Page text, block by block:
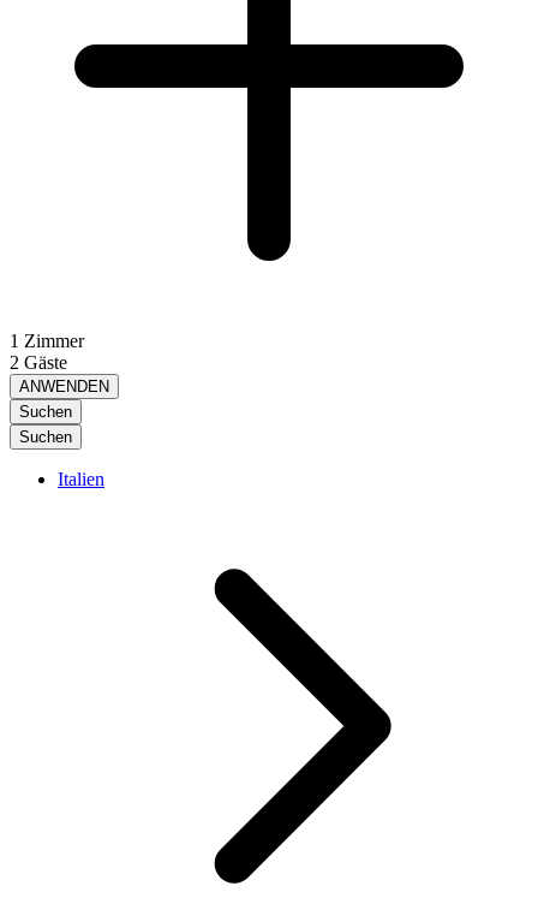
1 Zimmer
2 Gäste
ANWENDEN
Suchen
Suchen
Italien